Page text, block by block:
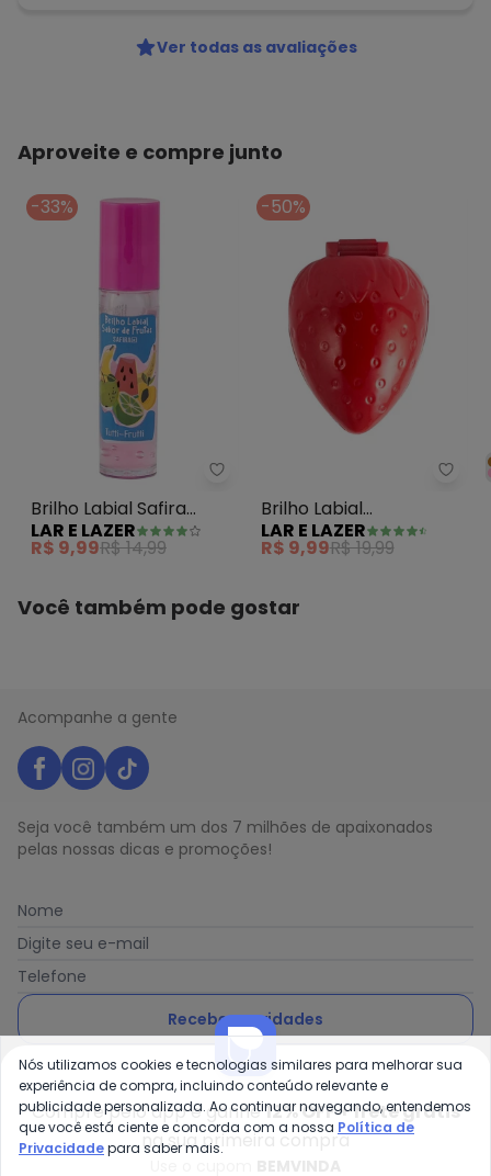
Ver todas as avaliações
Aproveite e compre junto
-33%
Lar e Lazer - Brilho Labial
Brilho Labial Safira
Tutti-Frutti 5,5 Ml
LAR E LAZER
R$ 9,99R$ 14,99
-50%
Lar
Brilho Labial
Moranguinho 1 Peça
LAR E LAZER
R$ 9,99R$ 19,99
Você também pode gostar
Acompanhe a gente
Seja você também um dos 7 milhões de apaixonados
pelas nossas dicas e promoções!
Nome
Digite seu e-mail
Telefone
Receber novidades
Ao enviar o cadastro, você concorda com a nossa Política
de Privacidade
Compre pelo app e ganhe12% OFF + frete grátis
na sua primeira compra
Nós utilizamos cookies e tecnologias similares para melhorar sua
experiência de compra, incluindo conteúdo relevante e
publicidade personalizada. Ao continuar navegando, entendemos
que você está ciente e concorda com a nossa Política de
Privacidadepara saber mais.